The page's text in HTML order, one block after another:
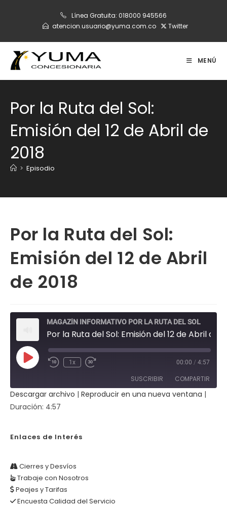
Línea Gratuita: 018000 945566
atencion.usuario@yuma.com.co
Twitter
MENÚ
Por la Ruta del Sol:
Emisión del 12 de Abril de
2018
> Episodio
Por la Ruta del Sol:
Emisión del 12 de Abril
de 2018
MAGAZÍN INFORMATIVO POR LA RUTA DEL SOL
Reproducir
episodioRebobinar
1x
Fast
seconds
00:00 / 4:57
SUSCRIBIR COMPARTIR
COMPAR
Descargar archivo | Reproducir en una nueva ventana |
Duración: 4:57
Enlaces de Interés
Cierres y Desvíos
Trabaje con Nosotros
Peajes y Tarifas
Encuesta Calidad del Servicio